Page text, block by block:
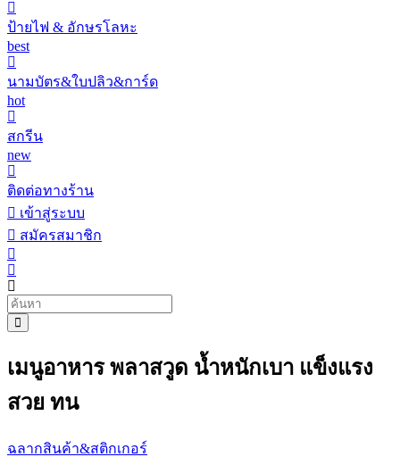
ป้ายไฟ & อักษรโลหะ
best
นามบัตร&ใบปลิว&การ์ด
hot
สกรีน
new
ติดต่อทางร้าน
เข้าสู่ระบบ
สมัครสมาชิก
เมนูอาหาร พลาสวูด น้ำหนักเบา แข็งแรง
สวย ทน
ฉลากสินค้า&สติกเกอร์